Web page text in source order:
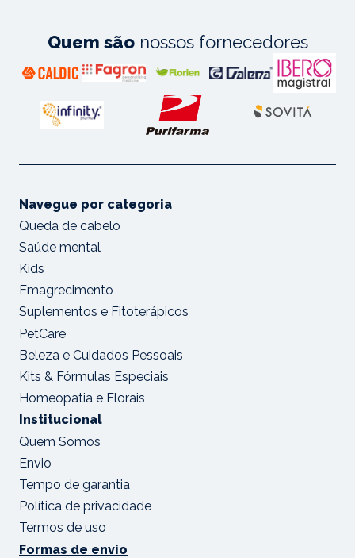
Quem sãonossos fornecedores
Navegue por categoria
Queda de cabelo
Saúde mental
Kids
Emagrecimento
Suplementos e Fitoterápicos
PetCare
Beleza e Cuidados Pessoais
Kits & Fórmulas Especiais
Homeopatia e Florais
Institucional
Quem Somos
Envio
Tempo de garantia
Política de privacidade
Termos de uso
Formas de envio